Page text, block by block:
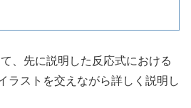
、先に説明した反応式における
ラストを交えながら詳しく説明し